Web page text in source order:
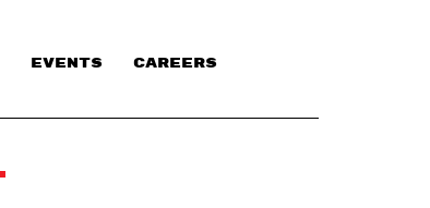
EVENTS CAREERS